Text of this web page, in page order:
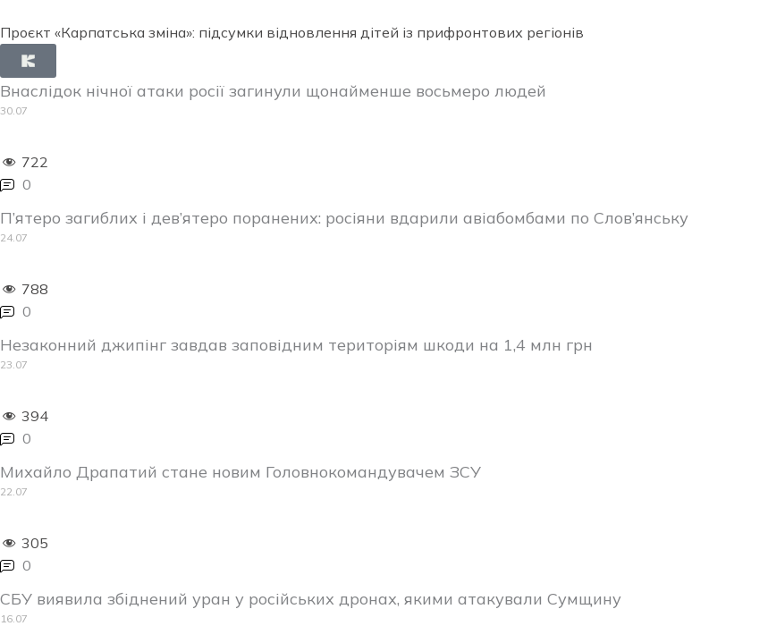
Проєкт «Карпатська зміна»: підсумки відновлення дітей із прифронтових регіонів
Внаслідок нічної атаки росії загинули щонайменше восьмеро людей
30.07
722
0
П’ятеро загиблих і дев’ятеро поранених: росіяни вдарили авіабомбами по Слов’янську
24.07
788
0
Незаконний джипінг завдав заповідним територіям шкоди на 1,4 млн грн
23.07
394
0
Михайло Драпатий стане новим Головнокомандувачем ЗСУ
22.07
305
0
СБУ виявила збіднений уран у російських дронах, якими атакували Сумщину
16.07